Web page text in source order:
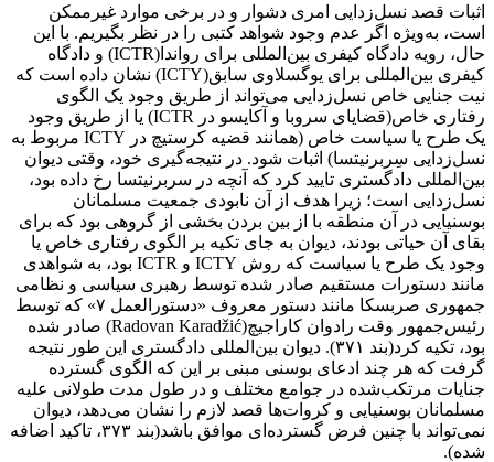
اثبات قصد نسل‌زدایی امری دشوار و در برخی موارد غیرممکن
است، به‌ویژه اگر عدم وجود شواهد کتبی را در نظر بگیریم. با این
حال، رویه دادگاه کیفری بین‌المللی برای رواندا(ICTR) و دادگاه
کیفری بین‌المللی برای یوگسلاوی سابق(ICTY) نشان داده است که
نیت جنایی خاص نسل‌زدایی می‌تواند از طریق وجود یک الگوی
رفتاری خاص(قضایای سروبا و آکایسو در ICTR) یا از طریق وجود
یک طرح یا سیاست خاص (همانند قضیه کرستیچ در ICTY مربوط به
نسل‌زدایی سِربرنیتسا) اثبات شود. در نتیجه‌گیری خود، وقتی دیوان
بین‌المللی دادگستری تایید کرد که آنچه در سربرنیتسا رخ داده بود،
نسل‌زدایی است؛ زیرا هدف از آن نابودی جمعیت مسلمانان
بوسنیایی در آن منطقه با از بین بردن بخشی از گروهی بود که برای
بقای آن حیاتی بودند، دیوان به جای تکیه بر الگوی رفتاری خاص یا
وجود یک طرح یا سیاست که روش ICTY و ICTR بود، به شواهدی
مانند دستورات مستقیم صادر شده توسط رهبری سیاسی و نظامی
جمهوری صربسکا مانند دستور معروف «دستورالعمل ۷» که توسط
رئیس‌جمهور وقت رادوان کاراجیچ(Radovan Karadžić) صادر شده
بود، تکیه کرد(بند ۳۷۱). دیوان بین‌المللی دادگستری این طور نتیجه
گرفت که هر چند ادعای بوسنی مبنی بر این که الگوی گسترده
جنایات مرتکب‌شده در جوامع مختلف و در طول مدت طولانی علیه
مسلمانان بوسنیایی و کروات‌ها قصد لازم را نشان می‌دهد، دیوان
نمی‌تواند با چنین فرض گسترده‌ای موافق باشد(بند ۳۷۳، تاکید اضافه
شده).